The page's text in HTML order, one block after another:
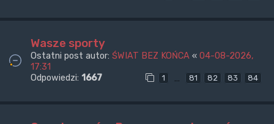
Wasze sporty
Ostatni post autor: ŚWIAT BEZ KOŃCA « 04-08-2026,
17:31
Odpowiedzi: 1667 1 … 81 82 83 84